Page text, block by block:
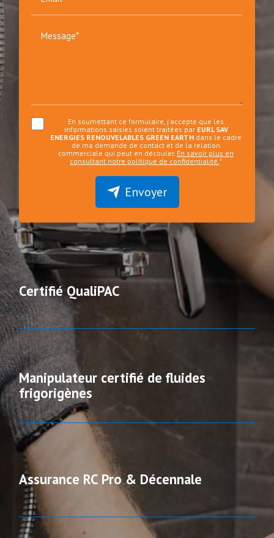
Message*
En soumettant ce formulaire, j'accepte que les
informations saisies soient traitées par EURL SAV
ENERGIES RENOUVELABLES GREEN EARTH dans le cadre
de ma demande de contact et de la relation
commerciale qui peut en découler. En savoir plus en
consultant notre politique de confidentialité.*
Envoyer
Certifié QualiPAC
Manipulateur certifié de fluides
frigorigènes
Assurance RC Pro & Décennale